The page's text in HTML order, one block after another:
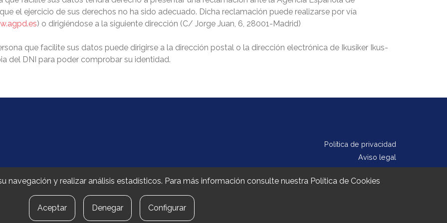
el ejercicio de sus derechos no ha sido adecuado. Dicha reclamación puede realizarse por vía
) o dirigiéndose a la siguiente dirección (C/ Jorge Juan, 6, 28001-Madrid)
que facilite sus datos puede dirigirse a la dirección postal o la dirección electrónica de Ikusiker Ikus-
del DNI para poder comprobar su identidad.
Política de privacidad
Aviso legal
Política de cookies
Contacto
navegación y realizar análisis estadísticos. Para más información consulte nuestra Política de Cookies
Aceptar Denegar Configurar